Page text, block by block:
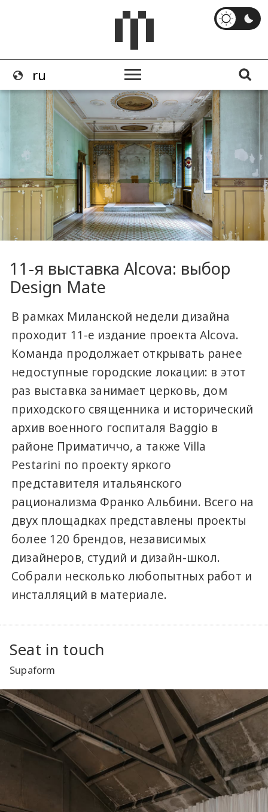
11-я выставка Alcova: выбор
Design Mate
В рамках Миланской недели дизайна
проходит 11-е издание проекта Alcova.
Команда продолжает открывать ранее
недоступные городские локации: в этот
раз выставка занимает церковь, дом
приходского священника и исторический
архив военного госпиталя Baggio в
районе Приматиччо, а также Villa
Pestarini по проекту яркого
представителя итальянского
рационализма Франко Альбини. Всего на
двух площадках представлены проекты
более 120 брендов, независимых
дизайнеров, студий и дизайн-школ.
Собрали несколько любопытных работ и
инсталляций в материале.
Seat in touch
Supaform